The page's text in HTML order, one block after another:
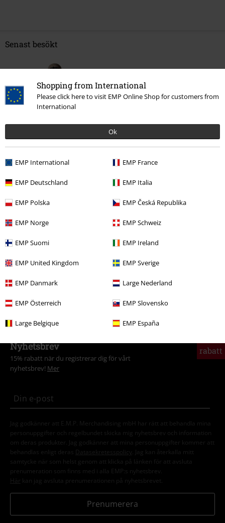
Shopping from International
Please click here to visit EMP Online Shop for customers from
International
Ok
EMP International EMP France
EMP Deutschland EMP Italia
EMP Polska EMP Česká Republika
EMP Norge EMP Schweiz
EMP Suomi EMP Ireland
EMP United Kingdom EMP Sverige
EMP Danmark Large Nederland
EMP Österreich EMP Slovensko
Large Belgique EMP España
Senast besökt
%
More categories. More options.
rabatt
Nyhetsbrev
15% rabatt när du registrerar dig för vårt
nyhetsbrev! Mer
Jag godkänner att E.M.P. Merchandising mbH har rätt att behandla mina
personuppgifter och regelbundet skicka mig nyhetsbrev och information
om deras produkter. Jag godkänner att mina personuppgifter kommer att
behandlas enligt deras
Datasekretesspolicy
. Jag kan återkalla mitt
samtycke när som helst genom att klicka på länken för att avsluta
prenumeration som finns med i alla EMP:s nyhetsbrev.
Här kan jag avsluta prenumerationen på nyhetsbrevet.
Prenumerera